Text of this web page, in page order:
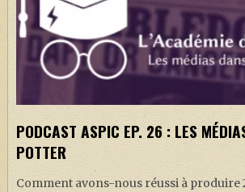
PODCAST ASPIC EP. 26 : LES
POTTER
Comment avons-nous réussi à produire